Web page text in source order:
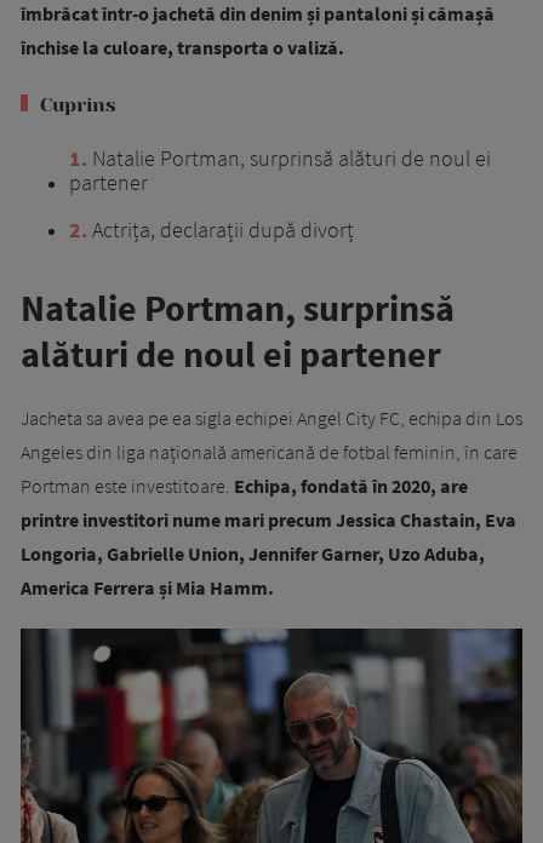
îmbrăcat într-o jachetă din denim și pantaloni și cămașă
închise la culoare, transporta o valiză.
Cuprins
1 Natalie Portman, surprinsă alături de noul ei
partener
2 Actrița, declarații după divorț
Natalie Portman, surprinsă
alături de noul ei partener
Jacheta sa avea pe ea sigla echipei Angel City FC, echipa din Los
Angeles din liga națională americană de fotbal feminin, în care
Portman este investitoare. Echipa, fondată în 2020, are
printre investitori nume mari precum Jessica Chastain, Eva
Longoria, Gabrielle Union, Jennifer Garner, Uzo Aduba,
America Ferrera și Mia Hamm.